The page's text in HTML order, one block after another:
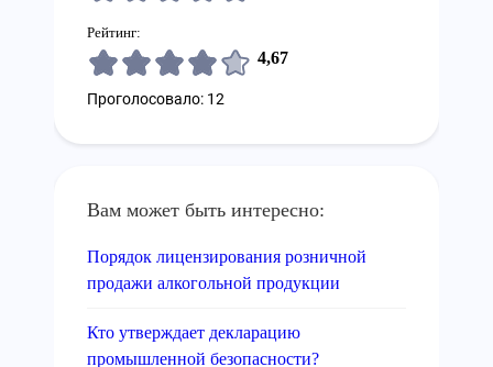
Рейтинг:
4,67
Проголосовало: 12
Вам может быть интересно:
Порядок лицензирования розничной
продажи алкогольной продукции
Кто утверждает декларацию
промышленной безопасности?